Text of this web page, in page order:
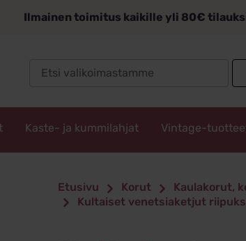
Ilmainen toimitus kaikille yli 80€
Kaste- ja kummilahjat Vintage-
Etusivu Korut Kaulakorut,
Kultaiset venetsiaketjut